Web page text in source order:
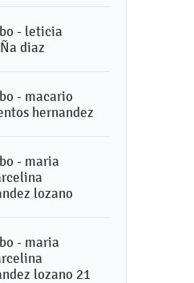
- leticia
diaz
- macario
hernandez
- maria
lozano
- maria
lozano 21